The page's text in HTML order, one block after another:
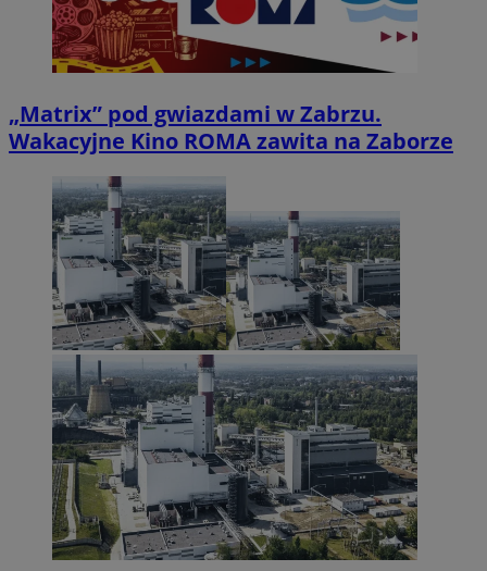
„Matrix” pod gwiazdami w Zabrzu.
Wakacyjne Kino ROMA zawita na Zaborze